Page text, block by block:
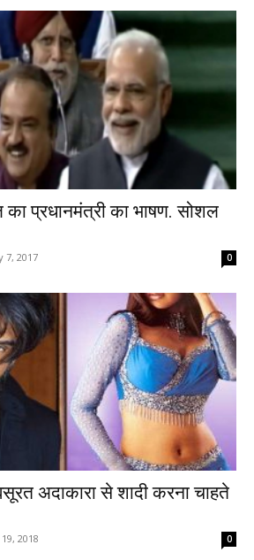
का प्रधानमंत्री का भाषण. सोशल
7, 2017 0
अदाकारा से शादी करना चाहते
2018 0